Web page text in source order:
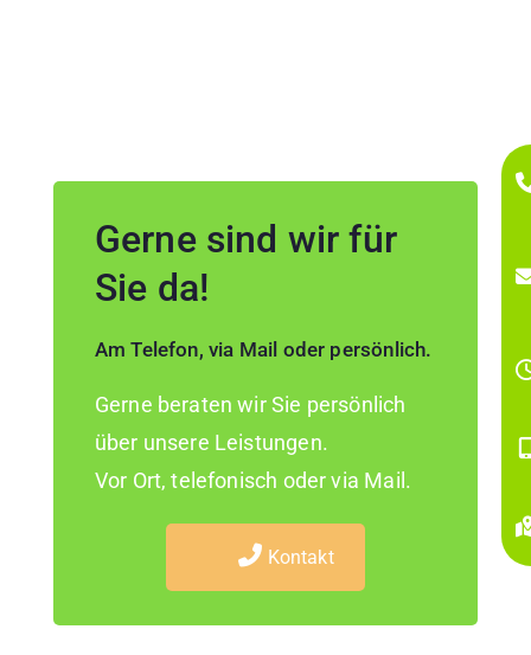
Gerne sind wir für
Sie da!
Am Telefon, via Mail oder persönlich.
Gerne beraten wir Sie persönlich
über unsere Leistungen.
Vor Ort, telefonisch oder via Mail.
Kontakt